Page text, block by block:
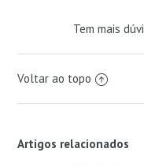
Tem mais
Voltar ao topo
Artigos relacionados